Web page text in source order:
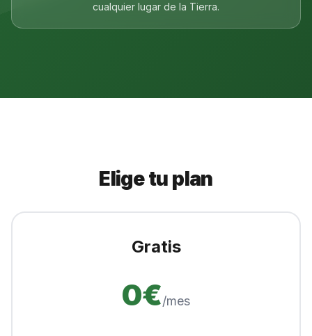
cualquier lugar de la Tierra.
Elige tu plan
Gratis
0€/mes